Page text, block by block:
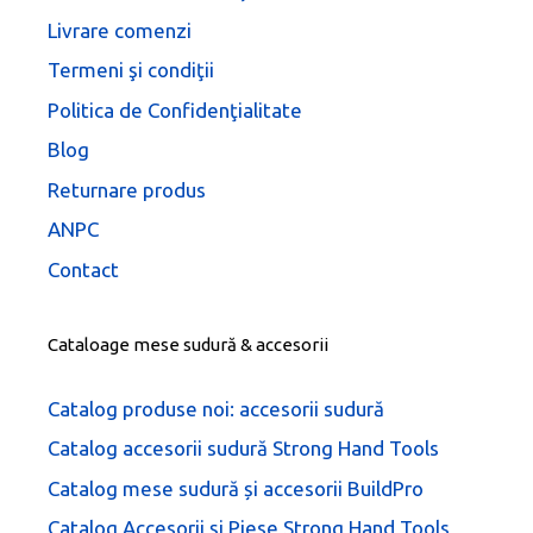
Livrare comenzi
Termeni şi condiţii
Politica de Confidenţialitate
Blog
Returnare produs
ANPC
Contact
Cataloage mese sudură & accesorii
Catalog produse noi: accesorii sudură
Catalog accesorii sudură Strong Hand Tools
Catalog mese sudură și accesorii BuildPro
Catalog Accesorii și Piese Strong Hand Tools